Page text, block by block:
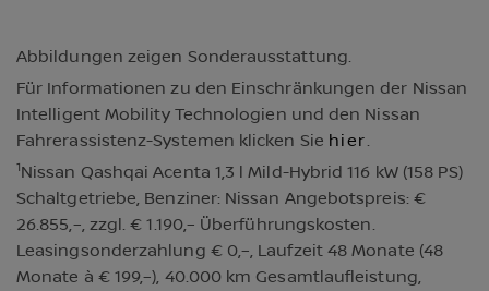
Abbildungen zeigen Sonderausstattung.
Für Informationen zu den Einschränkungen der Nissan
Intelligent Mobility Technologien und den Nissan
Fahrerassistenz-Systemen klicken Sie hier
1Nissan Qashqai Acenta 1,3 l Mild-Hybrid 116 kW (158 PS)
Schaltgetriebe, Benziner: Nissan Angebotspreis: €
26.855,–, zzgl. € 1.190,– Überführungskosten.
Leasingsonderzahlung € 0,–, Laufzeit 48 Monate (48
Monate à € 199,–), 40.000 km Gesamtlaufleistung,